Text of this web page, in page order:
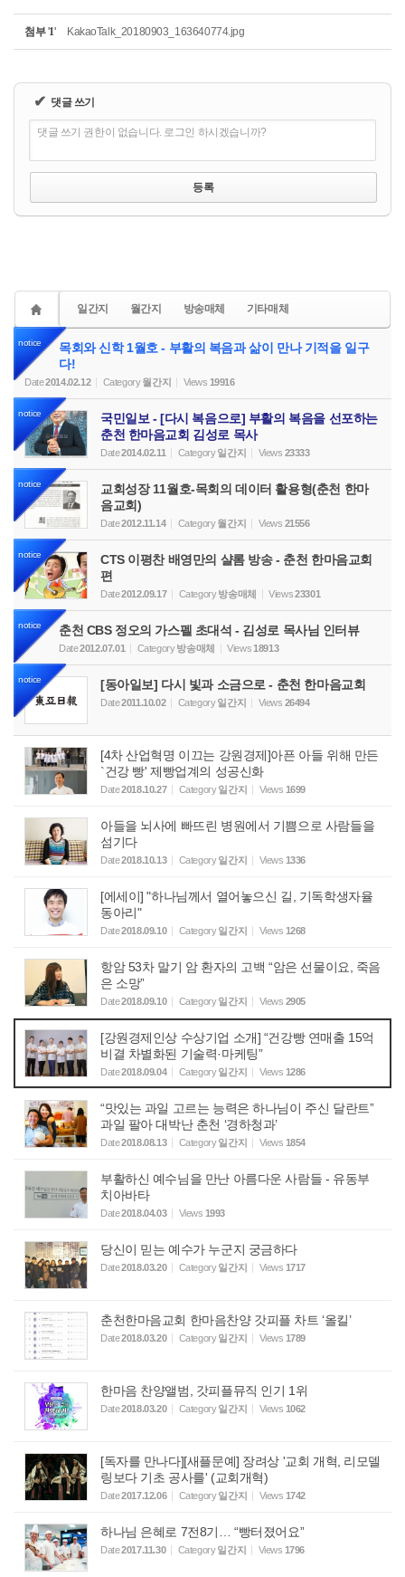
첨부 '1' KakaoTalk_20180903_163640774.jpg
✔ 댓글 쓰기
댓글 쓰기 권한이 없습니다. 로그인 하시겠습니까?
일간지 월간지 방송매체 기타매체
notice
목회와 신학 1월호 - 부활의 복음과 삶이 만나 기적을 일구
다!
Date2014.02.12 Category 월간지 Views 19916
notice
국민일보 - [다시 복음으로] 부활의 복음을 선포하는
춘천 한마음교회 김성로 목사
Date2014.02.11 Category 일간지 Views 23333
notice
교회성장 11월호-목회의 데이터 활용형(춘천 한마
음교회)
Date2012.11.14 Category 월간지 Views 21556
notice
CTS 이평찬 배영만의 샬롬 방송 - 춘천 한마음교회
편
Date2012.09.17 Category 방송매체 Views23301
notice 춘천 CBS 정오의 가스펠 초대석 - 김성로 목사님 인터뷰
Date2012.07.01 Category 방송매체 Views 18913
notice [동아일보] 다시 빛과 소금으로 - 춘천 한마음교회
Date2011.10.02 Category 일간지 Views 26494
[4차 산업혁명 이끄는 강원경제]아픈 아들 위해 만든
`건강 빵' 제빵업계의 성공신화
Date2018.10.27 Category 일간지 Views 1699
아들을 뇌사에 빠뜨린 병원에서 기쁨으로 사람들을
섬기다
Date2018.10.13 Category 일간지 Views 1336
[에세이] "하나님께서 열어놓으신 길, 기독학생자율
동아리"
Date2018.09.10 Category 일간지 Views 1268
항암 53차 말기 암 환자의 고백 “암은 선물이요, 죽음
은 소망”
Date2018.09.10 Category 일간지 Views 2905
[강원경제인상 수상기업 소개] “건강빵 연매출 15억
비결 차별화된 기술력·마케팅”
Date2018.09.04 Category 일간지 Views 1286
“맛있는 과일 고르는 능력은 하나님이 주신 달란트”
과일 팔아 대박난 춘천 ‘경하청과’
Date2018.08.13 Category 일간지 Views 1854
부활하신 예수님을 만난 아름다운 사람들 - 유동부
치아바타
Date2018.04.03 Views 1993
당신이 믿는 예수가 누군지 궁금하다
Date2018.03.20 Category 일간지 Views 1717
춘천한마음교회 한마음찬양 갓피플 차트 ‘올킬’
Date2018.03.20 Category 일간지 Views 1789
한마음 찬양앨범, 갓피플뮤직 인기 1위
Date2018.03.20 Category 일간지 Views 1062
[독자를 만나다][새플문예] 장려상 '교회 개혁, 리모델
링보다 기초 공사를' (교회개혁)
Date2017.12.06 Category 일간지 Views 1742
하나님 은혜로 7전8기… “빵터졌어요”
Date2017.11.30 Category 일간지 Views 1796